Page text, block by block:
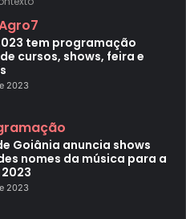
tem programação
cursos, shows, feira e
2023
Goiânia anuncia shows
nomes da música para a
2023